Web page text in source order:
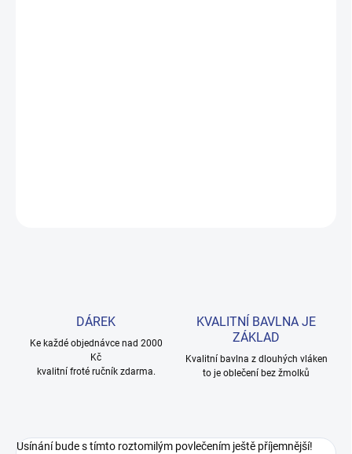
DÁREK
Ke každé objednávce nad 2000
Kč
kvalitní froté ručník zdarma.
KVALITNÍ BAVLNA JE
ZÁKLAD
Kvalitní bavlna z dlouhých vláken
to je oblečení bez žmolků
Usínání bude s tímto roztomilým povlečením ještě příjemnější!